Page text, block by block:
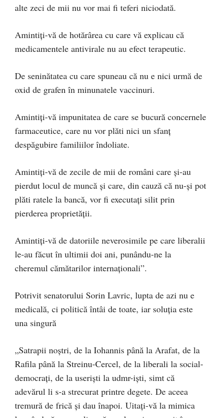
alte zeci de mii nu vor mai fi teferi niciodată.
Amintiți-vă de hotărârea cu care vă explicau că
medicamentele antivirale nu au efect terapeutic.
De seninătatea cu care spuneau că nu e nici urmă de
oxid de grafen în minunatele vaccinuri.
Amintiți-vă impunitatea de care se bucură concernele
farmaceutice, care nu vor plăti nici un sfanț
despăgubire familiilor îndoliate.
Amintiți-vă de zecile de mii de români care și-au
pierdut locul de muncă și care, din cauză că nu-și pot
plăti ratele la bancă, vor fi executați silit prin
pierderea proprietății.
Amintiți-vă de datoriile neverosimile pe care liberalii
le-au făcut în ultimii doi ani, punându-ne la
cheremul cămătarilor internaționali”.
Potrivit senatorului Sorin Lavric, lupta de azi nu e
medicală, ci politică întâi de toate, iar soluția este
una singură
„Satrapii noștri, de la Iohannis până la Arafat, de la
Rafila până la Streinu-Cercel, de la liberali la social-
democrați, de la useriști la udmr-iști, simt că
adevărul li s-a strecurat printre degete. De aceea
tremură de frică și dau înapoi. Uitați-vă la mimica